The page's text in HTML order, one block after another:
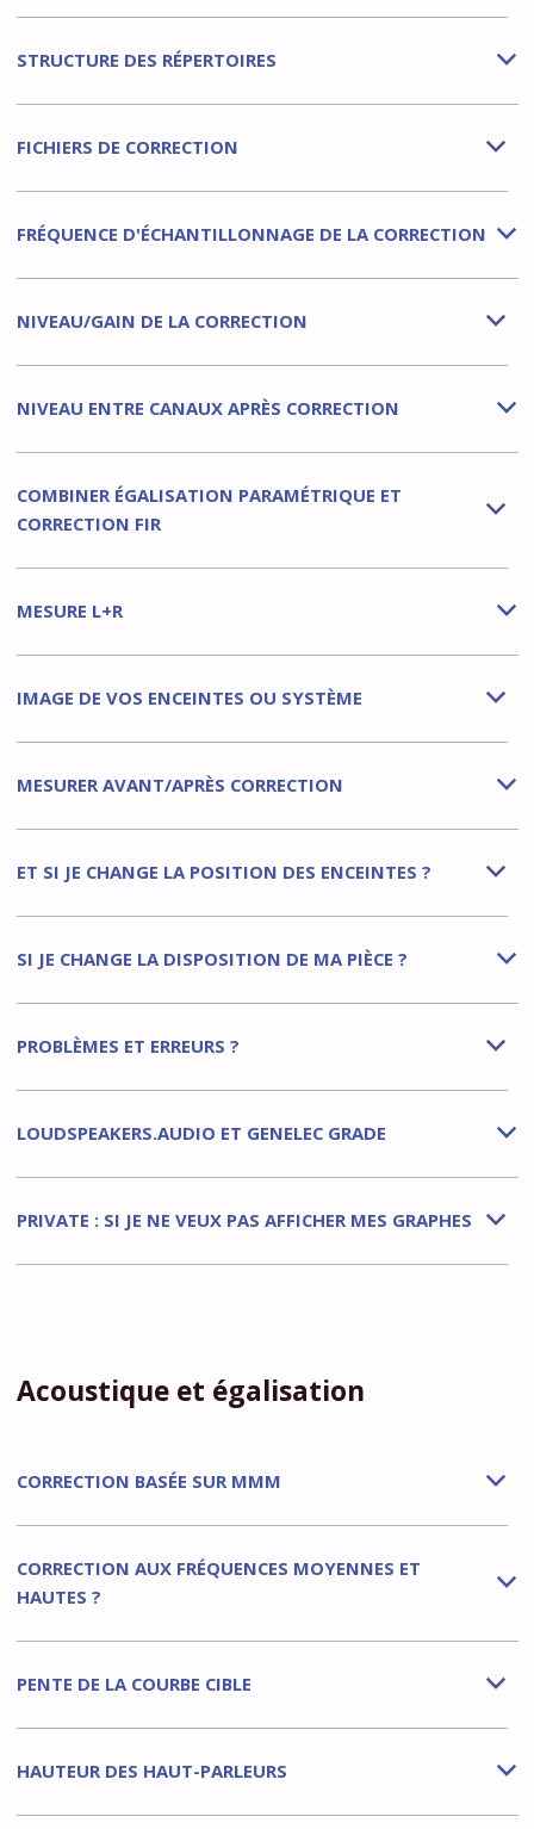
b
STRUCTURE DES RÉPERTOIRES
b
FICHIERS DE CORRECTION
b
FRÉQUENCE D'ÉCHANTILLONNAGE DE LA CORRECTION
b
NIVEAU/GAIN DE LA CORRECTION
b
NIVEAU ENTRE CANAUX APRÈS CORRECTION
b
COMBINER ÉGALISATION PARAMÉTRIQUE ET
CORRECTION FIR
b
MESURE L+R
b
IMAGE DE VOS ENCEINTES OU SYSTÈME
b
MESURER AVANT/APRÈS CORRECTION
b
ET SI JE CHANGE LA POSITION DES ENCEINTES ?
b
SI JE CHANGE LA DISPOSITION DE MA PIÈCE ?
b
PROBLÈMES ET ERREURS ?
b
LOUDSPEAKERS.AUDIO ET GENELEC GRADE
b
PRIVATE : SI JE NE VEUX PAS AFFICHER MES GRAPHES
Acoustique et égalisation
b
CORRECTION BASÉE SUR MMM
b
CORRECTION AUX FRÉQUENCES MOYENNES ET
HAUTES ?
b
PENTE DE LA COURBE CIBLE
b
HAUTEUR DES HAUT-PARLEURS